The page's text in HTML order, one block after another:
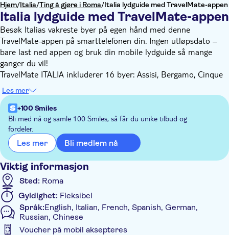
Hjem/Italia/Ting å gjøre i Roma/Italia lydguide med TravelMate-appen
Italia lydguide med TravelMate-appen
Besøk Italias vakreste byer på egen hånd med denne
TravelMate-appen på smarttelefonen din. Ingen utløpsdato –
bare last ned appen og bruk din mobile lydguide så mange
ganger du vil!
TravelMate ITALIA inkluderer 16 byer: Assisi, Bergamo, Cinque
Terre, Firenze, Lecce, Milano, Napoli, Palermo, Pisa, Roma,
Torino, Trento, Venezia, Verona. Uansett hvor du går, vil du
alltid føle at du har en reiseleder ved din side som forteller deg
fantastiske historier og kuriositeter om byen.
Fordyp deg i atmosfæren på stedene mens lydguiden viser vei
til fantastiske monumenter, travle gater og sjarmerende smug.
Lydfilene som er tilgjengelige på appen er laget av en gruppe
forfattere og tolket av TV- og radiofagfolk.
Les mer
+100 Smiles
Bli med nå og samle 100 Smiles, så får du unike tilbud og
fordeler.
Les mer Bli medlem nå
Viktig informasjon
Sted: Roma
Gyldighet: Fleksibel
Språk:English, Italian, French, Spanish, German,
Russian, Chinese
Voucher på mobil aksepteres